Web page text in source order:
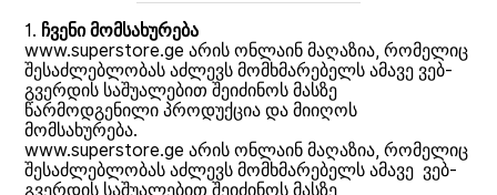
1. ჩვენი მომსახურება
www.superstore.ge არის ონლაინ მაღაზია, რომელიც
შესაძლებლობას აძლევს მომხმარებელს ამავე ვებ-
გვერდის საშუალებით შეიძინოს მასზე
წარმოდგენილი პროდუქცია და მიიღოს
მომსახურება.
www.superstore.ge არის ონლაინ მაღაზია, რომელიც
შესაძლებლობას აძლევს მომხმარებელს ამავე ვებ-